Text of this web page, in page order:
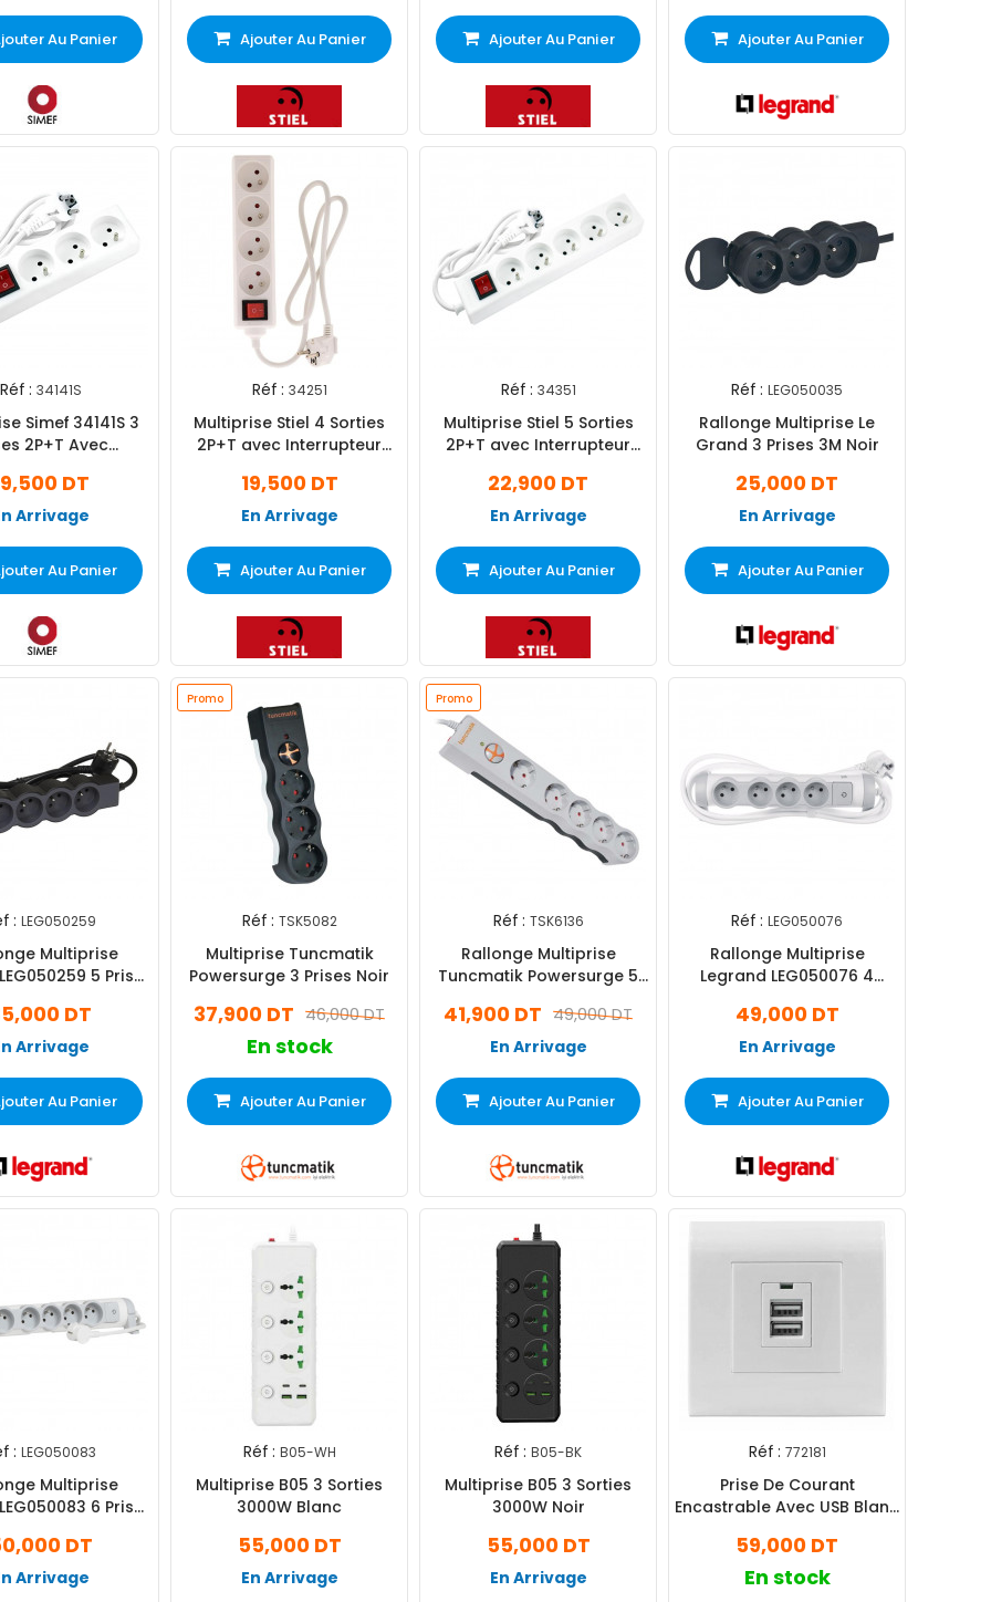
Au Panier Ajouter Au Panier Ajouter Au Panier Ajouter Au Panier
Réf : 34141S
Simef 34141S 3
2P+T Avec
DT
Arrivage
Au Panier
Réf : 34251
Multiprise Stiel 4 Sorties
2P+T avec Interrupteur
19,500 DT
En Arrivage
Ajouter Au Panier
Réf : 34351
Multiprise Stiel 5 Sorties
2P+T avec Interrupteur
22,900 DT
En Arrivage
Ajouter Au Panier
Réf : LEG050035
Rallonge Multiprise Le
Grand 3 Prises 3M Noir
25,000 DT
En Arrivage
Ajouter Au Panier
: LEG050259
Multiprise
5 Prises
DT
Arrivage
Au Panier
Promo
Réf : TSK5082
Multiprise Tuncmatik
Powersurge 3 Prises Noir
46,000 DT
37,900 DT
En stock
Ajouter Au Panier
Promo
Réf : TSK6136
Rallonge Multiprise
Tuncmatik Powersurge 5
49,000 DT
41,900 DT
En Arrivage
Ajouter Au Panier
Réf : LEG050076
Rallonge Multiprise
Legrand LEG050076 4
49,000 DT
En Arrivage
Ajouter Au Panier
: LEG050083
Multiprise
6 Prises
DT
Arrivage
Réf : B05-WH
Multiprise B05 3 Sorties
3000W Blanc
55,000 DT
En Arrivage
Réf : B05-BK
Multiprise B05 3 Sorties
3000W Noir
55,000 DT
En Arrivage
Réf : 772181
Prise De Courant
Encastrable Avec USB Blanc
59,000 DT
En stock